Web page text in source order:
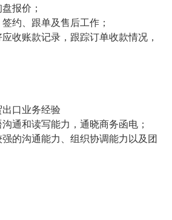
报价；
约、跟单及售后工作；
收账款记录，跟踪订单收款情况，
口业务经验
通和读写能力，通晓商务函电；
的沟通能力、组织协调能力以及团